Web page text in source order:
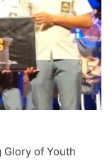
Glory of Youth